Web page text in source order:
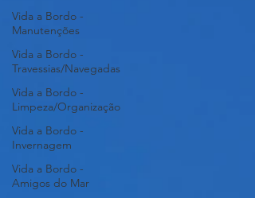
Vida a Bordo -
Manutenções
Vida a Bordo -
Travessias/Navegadas
Vida a Bordo -
Limpeza/Organização
Vida a Bordo -
Invernagem
Vida a Bordo -
Amigos do Mar